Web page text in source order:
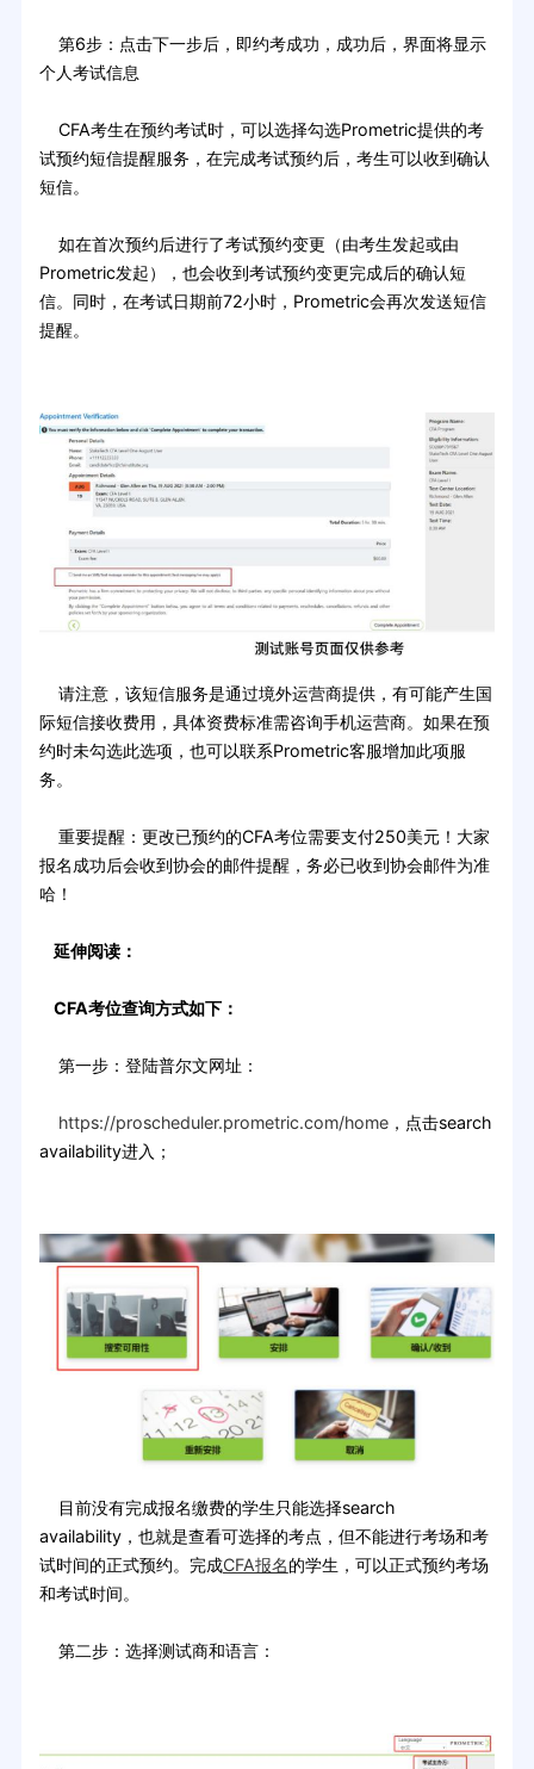
第6步：点击下一步后，即约考成功，成功后，界面将显示
个人考试信息
CFA考生在预约考试时，可以选择勾选Prometric提供的考
试预约短信提醒服务，在完成考试预约后，考生可以收到确认
短信。
如在首次预约后进行了考试预约变更（由考生发起或由
Prometric发起），也会收到考试预约变更完成后的确认短
信。同时，在考试日期前72小时，Prometric会再次发送短信
提醒。
请注意，该短信服务是通过境外运营商提供，有可能产生国
际短信接收费用，具体资费标准需咨询手机运营商。如果在预
约时未勾选此选项，也可以联系Prometric客服增加此项服
务。
重要提醒：更改已预约的CFA考位需要支付250美元！大家
报名成功后会收到协会的邮件提醒，务必已收到协会邮件为准
哈！
延伸阅读：
CFA考位查询方式如下：
第一步：登陆普尔文网址：
https://proscheduler.prometric.com/home，点击search
availability进入；
目前没有完成报名缴费的学生只能选择search
availability，也就是查看可选择的考点，但不能进行考场和考
试时间的正式预约。完成CFA报名的学生，可以正式预约考场
和考试时间。
第二步：选择测试商和语言：